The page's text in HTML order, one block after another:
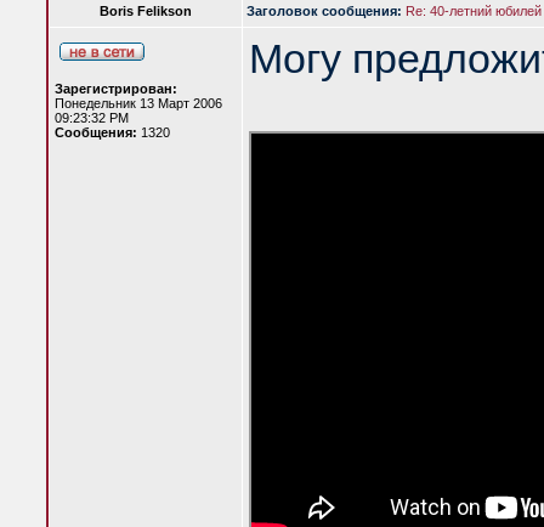
Boris Felikson Заголовок сообщения: Re: 40-летний
Зарегистрирован:
Понедельник 13 Март 2006
09:23:32 PM
Сообщения: 1320
Могу